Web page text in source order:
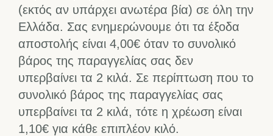
(εκτός αν υπάρχει ανωτέρα βία) σε όλη την
Ελλάδα. Σας ενημερώνουμε ότι τα έξοδα
αποστολής είναι 4,00€ όταν το συνολικό
βάρος της παραγγελίας σας δεν
υπερβαίνει τα 2 κιλά. Σε περίπτωση που το
συνολικό βάρος της παραγγελίας σας
υπερβαίνει τα 2 κιλά, τότε η χρέωση είναι
1,10€ για κάθε επιπλέον κιλό.